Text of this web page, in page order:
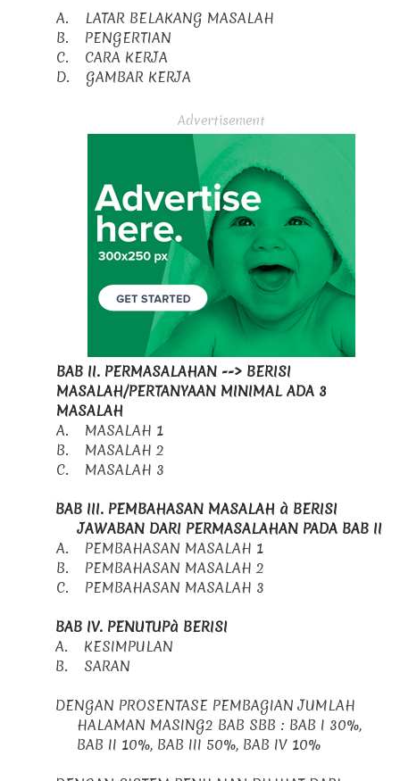
A.
LATAR BELAKANG MASALAH
B.
PENGERTIAN
C.
CARA KERJA
D.
GAMBAR KERJA
Advertisement
BAB II. PERMASALAHAN --> BERISI
MASALAH/PERTANYAAN MINIMAL ADA 3
MASALAH
A.
MASALAH 1
B.
MASALAH 2
C.
MASALAH 3
BAB III. PEMBAHASAN MASALAH à BERISI
JAWABAN DARI PERMASALAHAN PADA BAB II
A.
PEMBAHASAN MASALAH 1
B.
PEMBAHASAN MASALAH 2
C.
PEMBAHASAN MASALAH 3
BAB IV. PENUTUPà BERISI
A.
KESIMPULAN
B.
SARAN
DENGAN PROSENTASE PEMBAGIAN JUMLAH
HALAMAN MASING2 BAB SBB : BAB I 30%,
BAB II 10%, BAB III 50%, BAB IV 10%